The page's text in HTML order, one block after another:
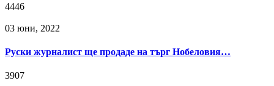
4446
03 юни, 2022
Руски журналист ще продаде на търг Нобеловия…
3907